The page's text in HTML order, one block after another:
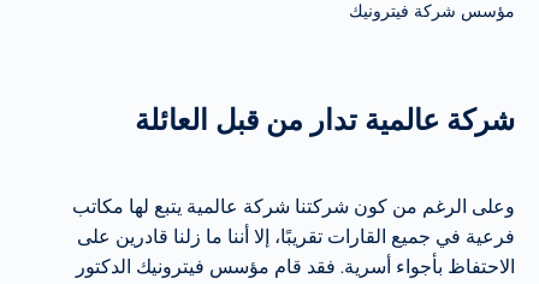
مؤسس شركة فيترونيك
شركة عالمية تدار من قبل العائلة
وعلى الرغم من كون شركتنا شركة عالمية يتبع لها مكاتب
فرعية في جميع القارات تقريبًا، إلا أننا ما زلنا قادرين على
الاحتفاظ بأجواء أسرية. فقد قام مؤسس فيترونيك الدكتور